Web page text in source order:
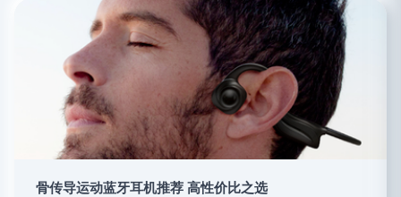
骨传导运动蓝牙耳机推荐 高性价比之选